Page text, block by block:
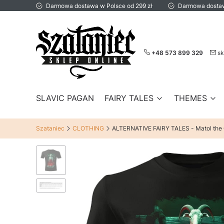
Darmowa dostawa w Polsce od 299 zł Darmowa
+48 573 899 329
SLAVIC PAGAN FAIRY TALES THEMES
Szataniec CLOTHING ALTERNATIVE FAIRY TALES - Matol